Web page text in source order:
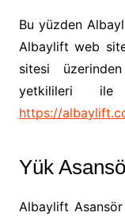
Bu yüzden
Albaylift web
sitesi
yetkilileri ile
https://
Yük
Albaylift